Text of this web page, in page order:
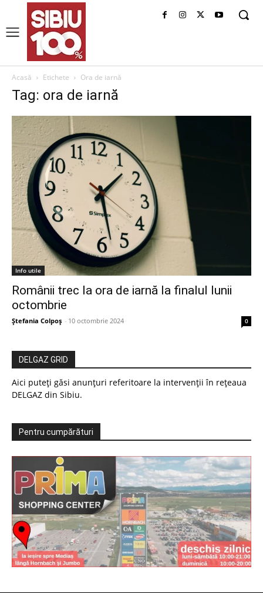
Acasă Etichete Ora de iarnă
Tag: ora de iarnă
Info utile
Românii trec la ora de iarnă la finalul lunii
octombrie
Ștefania Colpoș - 10 octombrie 2024 0
DELGAZ GRID
Aici puteți găsi anunțuri referitoare la intervenții în rețeaua
DELGAZ din Sibiu.
Pentru cumpărături